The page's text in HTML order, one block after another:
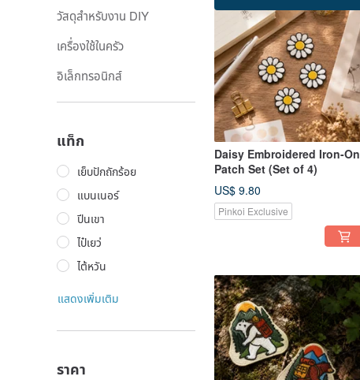
วัสดุสำหรับงาน DIY
เครื่องใช้ในครัว
อิเล็กทรอนิกส์
แท็ก
เย็บปักถักร้อย
แบนเนอร์
ปีนเขา
ไป๋เยว่
ไต้หวัน
แสดงเพิ่มเติม
ราคา
Daisy Embroidered Iron-On
Patch Set (Set of 4)
US$ 9.80
Pinkoi Exclusive